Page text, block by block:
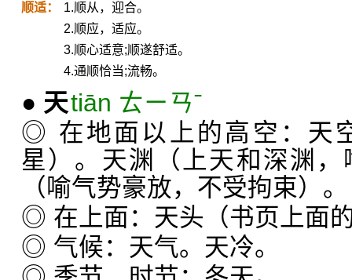
顺适：
1.顺从，迎合。
2.顺应，适应。
3.顺心适意;顺遂舒适。
4.通顺恰当;流畅。
● 天tiān ㄊㄧㄢˉ
◎ 在地面以上的高空：天
星）。天渊（上天和深渊
（喻气势豪放，不受拘束）。
◎ 在上面：天头（书页上面
◎ 气候：天气。天冷。